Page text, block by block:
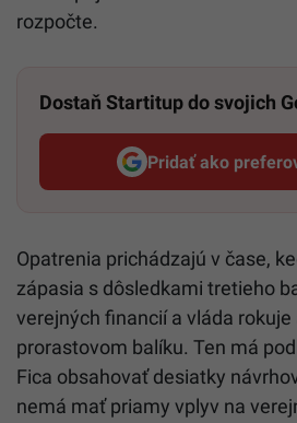
rozpočte.
Dostaň Startitup do svojich
Pridať ako
Opatrenia prichádzajú v čase,
zápasia s dôsledkami tretieho
verejných financií a vláda rokuje
prorastovom balíku. Ten má
Fica obsahovať desiatky
nemá mať priamy vplyv na